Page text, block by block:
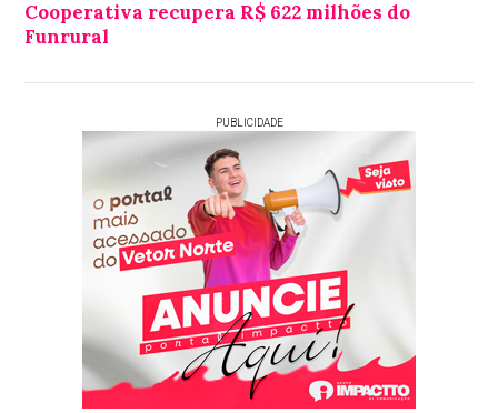
Cooperativa recupera R$ 622 milhões do
Funrural
PUBLICIDADE